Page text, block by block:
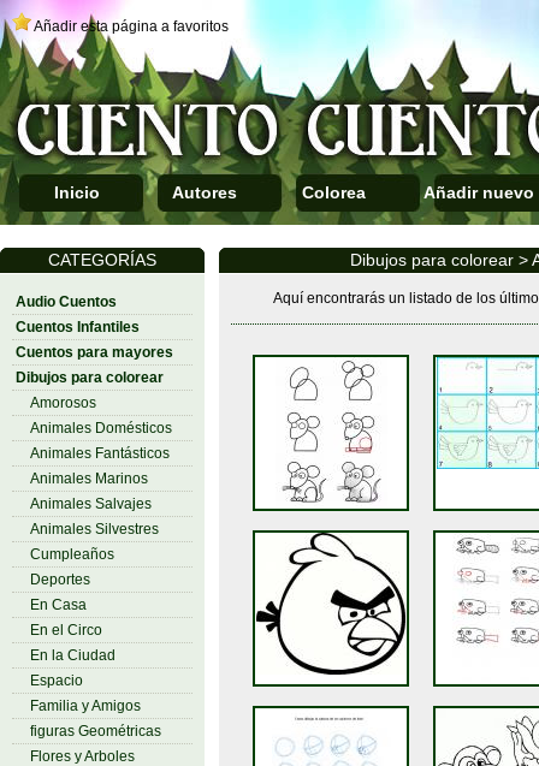
Añadir esta página a favoritos
Inicio Autores Colorea Añadir nuevo
CATEGORÍAS
Audio Cuentos
Cuentos Infantiles
Cuentos para mayores
Dibujos para colorear
Amorosos
Animales Domésticos
Animales Fantásticos
Animales Marinos
Animales Salvajes
Animales Silvestres
Cumpleaños
Deportes
En Casa
En el Circo
En la Ciudad
Espacio
Familia y Amigos
figuras Geométricas
Flores y Arboles
Dibujos para colorear >
Aquí encontrarás un listado de los